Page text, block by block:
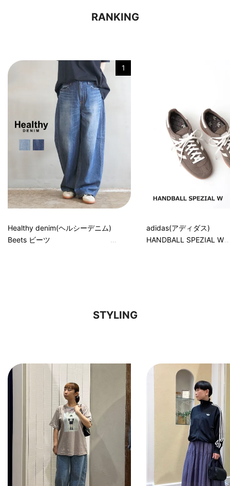
RANKING
1
Healthy denim(ヘルシーデニム)
Beets ビーツ
adidas(アディダス)
HANDBALL SPEZIAL W
STYLING